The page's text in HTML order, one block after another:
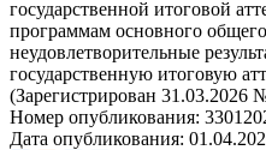
государственной итоговой
программам основного
неудовлетворительные
государственную итоговую
(Зарегистрирован
Номер опубликования:
Дата опубликования: